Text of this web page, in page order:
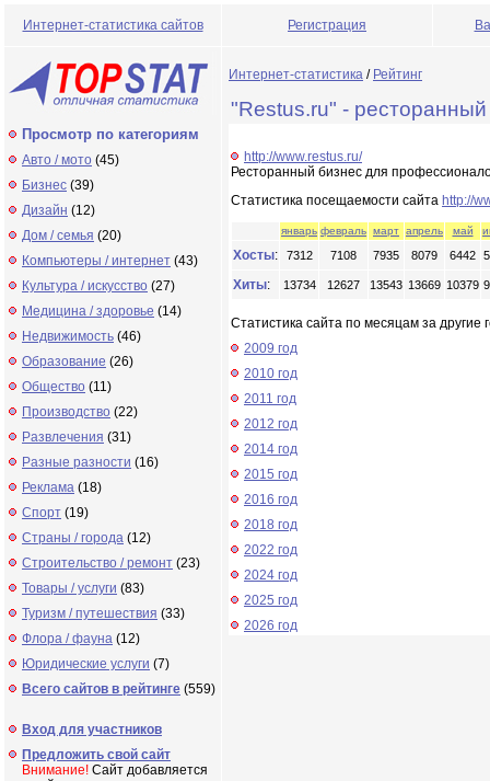
Интернет-статистика сайтов Регистрация
Просмотр по категориям
Авто / мото (45)
Бизнес (39)
Дизайн (12)
Дом / семья (20)
Компьютеры / интернет (43)
Культура / искусство (27)
Медицина / здоровье (14)
Недвижимость (46)
Образование (26)
Общество (11)
Производство (22)
Развлечения (31)
Разные разности (16)
Реклама (18)
Спорт (19)
Страны / города (12)
Строительство / ремонт (23)
Товары / услуги (83)
Туризм / путешествия (33)
Флора / фауна (12)
Юридические услуги (7)
Всего сайтов в рейтинге (559)
Вход для участников
Предложить свой сайт
Внимание! Сайт добавляется
Интернет-статистика / Рейтинг
"Restus.ru" -
http://www.restus.ru/
Ресторанный бизнес для
Статистика посещаемости сайта http://
январь февраль март апрель май
Хосты: 7312 7108 7935 8079 6442
Хиты: 13734 12627 13543 13669 10379
Статистика сайта по месяцам за другие
2009 год
2010 год
2011 год
2012 год
2014 год
2015 год
2016 год
2018 год
2022 год
2024 год
2025 год
2026 год